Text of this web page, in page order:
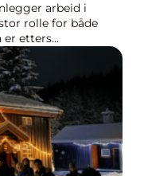
arbeid i
rolle for både
etters...